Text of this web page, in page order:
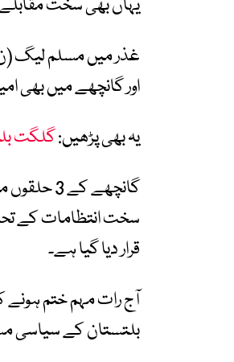
یہاں بھی سخت
غذر میں مسلم لیگ
اور گانچھے میں بھی
یہ بھی پڑھیں:گلگت
قرار دیا گیا ہے۔
آج رات مہم ختم ہونے
بلتستان کے سیاسی